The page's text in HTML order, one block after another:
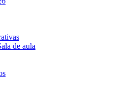
de aula